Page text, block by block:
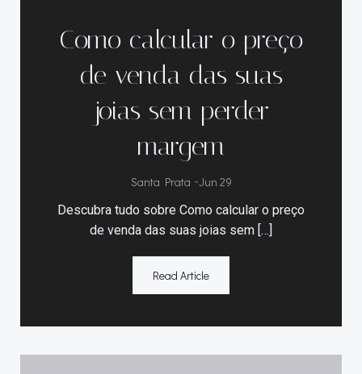
Como calcular o preço
de venda das suas
joias sem perder
margem
Santa Prata -Jun 29
Descubra tudo sobre Como calcular o preço
de venda das suas joias sem […]
Read Article